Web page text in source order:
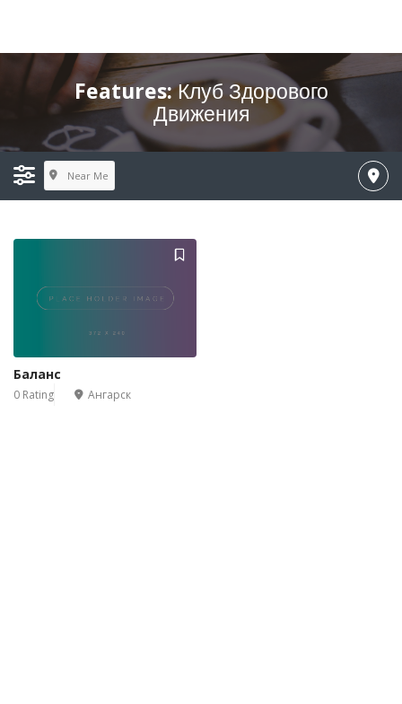
Features:Клуб Здорового
Движения
Near Me
Баланс
0 Rating Ангарск